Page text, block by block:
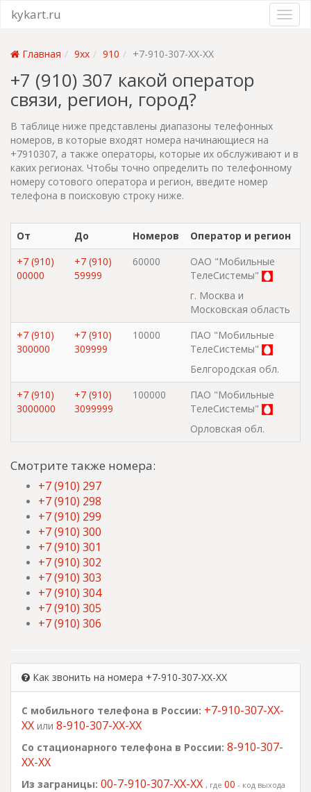
kykart.ru
Главная 9xx 910 +7-910-307-XX-XX
+7 (910) 307 какой оператор
связи, регион, город?
В таблице ниже представлены диапазоны телефонных
номеров, в которые входят номера начинающиеся на
+7910307, а также операторы, которые их обслуживают и в
каких регионах. Чтобы точно определить по телефонному
номеру сотового оператора и регион, введите номер
телефона в поисковую строку ниже.
От До Номеров
Оператор и регион
+7 (910)
00000
+7 (910)
59999
60000
ОАО "Мобильные
ТелеСистемы"
г. Москва и
Московская область
+7 (910)
300000
+7 (910)
309999
10000
ПАО "Мобильные
ТелеСистемы"
Белгородская обл.
+7 (910)
3000000
+7 (910)
3099999
100000
ПАО "Мобильные
ТелеСистемы"
Орловская обл.
Смотрите также номера:
+7 (910) 297
+7 (910) 298
+7 (910) 299
+7 (910) 300
+7 (910) 301
+7 (910) 302
+7 (910) 303
+7 (910) 304
+7 (910) 305
+7 (910) 306
Как звонить на номера +7-910-307-XX-XX
С мобильного телефона в России: +7-910-307-XX-
XX или 8-910-307-XX-XX
Со стационарного телефона в России: 8-910-307-
XX-XX
Из заграницы: 00-7-910-307-XX-XX , где 00 - код выхода